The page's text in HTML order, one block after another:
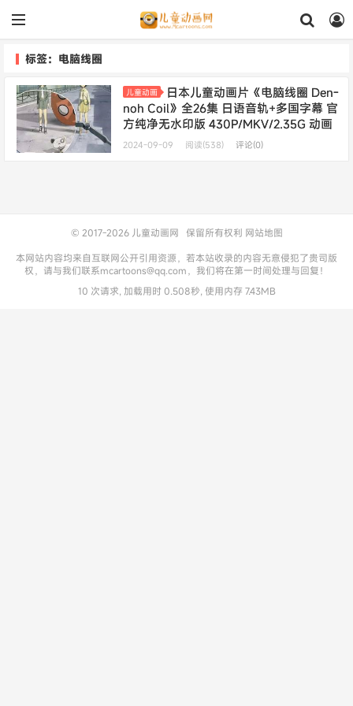
标签：电脑线圈
儿童动画
日本儿童动画片《电脑线圈 Den-
noh Coil》全26集 日语音轨+多国字幕 官
方纯净无水印版 430P/MKV/2.35G 动画
片电脑线圈下载
2024-09-09 阅读(538) 评论(0)
© 2017-2026 儿童动画网 保留所有权利 网站地图
本网站内容均来自互联网公开引用资源，若本站收录的内容无意侵犯了贵司版
权，请与我们联系mcartoons@qq.com，我们将在第一时间处理与回复！
10 次请求, 加载用时 0.508秒, 使用内存 7.43MB